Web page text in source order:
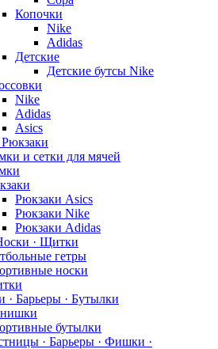
Копочки
Nike
Adidas
Детские
Детские бутсы Nike
Nike
Adidas
Asics
и сетки для мячей
Рюкзаки Asics
Рюкзаки Nike
Рюкзаки Adidas
· Щитки
гетры
носки
Барьеры · Бутылки
бутылки
· Барьеры · Фишки ·